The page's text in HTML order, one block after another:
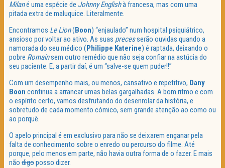
Milané uma espécie de Johnny Englishà francesa, mas com uma
pitada extra de maluquice. Literalmente.
Encontramos Le Lion(Boon) “enjaulado” num hospital psiquiátrico,
ansioso por voltar ao ativo. As suas precesserão ouvidas quando a
namorada do seu médico (Philippe Katerine) é raptada, deixando o
pobre Romainsem outro remédio que não seja confiar na astúcia do
seu paciente. E, a partir daí, é um “salve-se quem puder!!”
Com um desempenho mais, ou menos, cansativo e repetitivo, Dany
Boon continua a arrancar umas belas gargalhadas. A bom ritmo e com
o espírito certo, vamos desfrutando do desenrolar da história, e
sobretudo de cada momento cómico, sem grande atenção ao como ou
ao porquê.
O apelo principal é em exclusivo para não se deixarem enganar pela
falta de conhecimento sobre o enredo ou percurso do filme. Até
porque, pelo menos em parte, não havia outra forma de o fazer. E mais
não digoposso dizer.